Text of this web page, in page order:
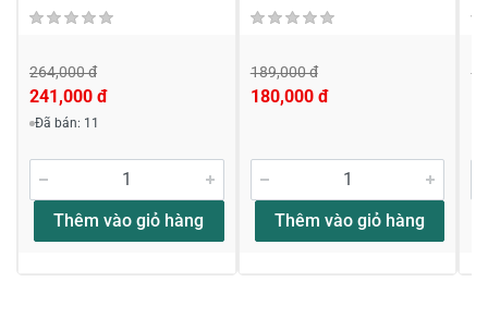
Viết nhận xét về sản phẩm
Đánh giá sao
264,000 đ
241,000 đ
Đã bán: 11
Thêm vào giỏ hàng
189,000 đ
180,000 đ
Thêm vào giỏ hàng